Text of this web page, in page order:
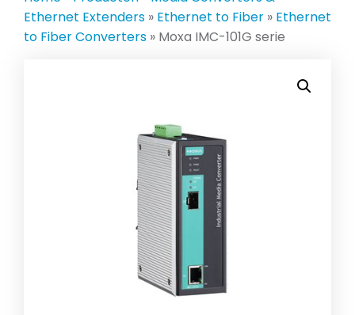
Ethernet Extenders » Ethernet to Fiber » Ethernet
to Fiber Converters » Moxa IMC-101G serie